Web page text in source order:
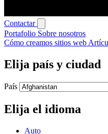
Contactar
Portafolio Sobre nosotros
Cómo creamos sitios web
Elija país y ciudad
País
Elija el idioma
Auto